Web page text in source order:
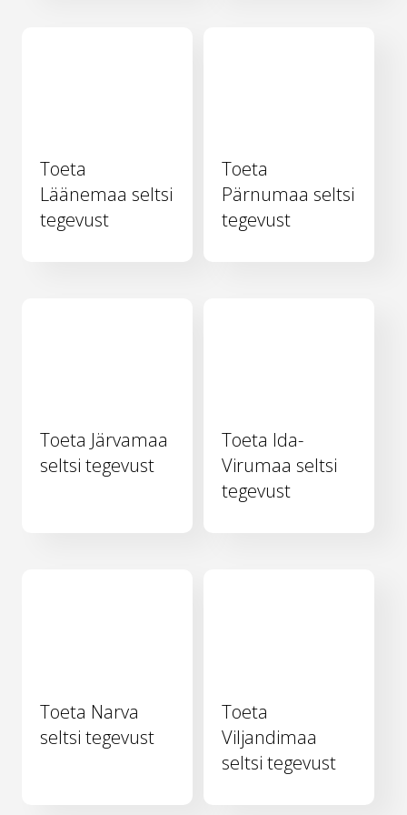
Toeta
Läänemaa seltsi
tegevust
Toeta
Pärnumaa seltsi
tegevust
Toeta Järvamaa
seltsi tegevust
Toeta Ida-
Virumaa seltsi
tegevust
Toeta Narva
seltsi tegevust
Toeta
Viljandimaa
seltsi tegevust